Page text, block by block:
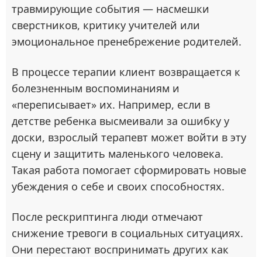
травмирующие события — насмешки
сверстников, критику учителей или
эмоциональное пренебрежение родителей.
В процессе терапии клиент возвращается к
болезненным воспоминаниям и
«переписывает» их. Например, если в
детстве ребенка высмеивали за ошибку у
доски, взрослый терапевт может войти в эту
сцену и защитить маленького человека.
Такая работа помогает сформировать новые
убеждения о себе и своих способностях.
После рескриптинга люди отмечают
снижение тревоги в социальных ситуациях.
Они перестают воспринимать других как